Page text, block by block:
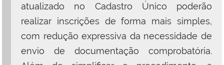
atualizado no Cadastro Único poderão
realizar inscrições de forma mais simples,
com redução expressiva da necessidade de
envio de documentação comprobatória.